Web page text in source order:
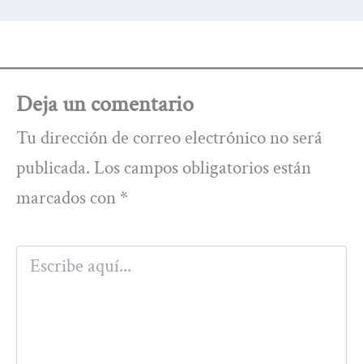
Deja un comentario
Tu dirección de correo electrónico no será
publicada. Los campos obligatorios están
marcados con *
Escribe
aquí...